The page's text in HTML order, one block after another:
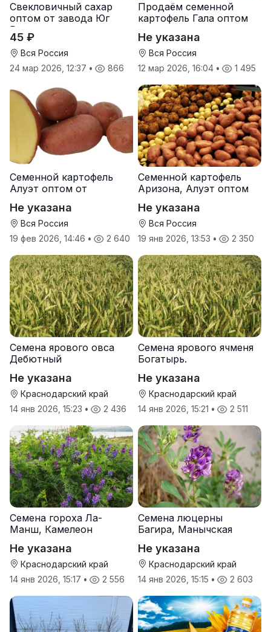
Свекловичный сахар
оптом от завода Юг
Руси
45 ₽
Вся Россия
24 мар 2026, 12:37 • 866
Продаём семенной
картофель Гала оптом
Не указана
Вся Россия
12 мар 2026, 16:04 • 1 495
Семенной картофель
Алуэт оптом от
Не указана
Вся Россия
19 фев 2026, 14:46 • 2 640
Семенной картофель
Аризона, Алуэт оптом
Не указана
Вся Россия
19 янв 2026, 13:53 • 2 350
Семена ярового овса
Дебютный
Не указана
Краснодарский край
14 янв 2026, 15:23 • 2 436
Семена ярового ячменя
Богатырь.
Не указана
Краснодарский край
14 янв 2026, 15:21 • 2 511
Семена гороха Ла-
Манш, Камелеон
Не указана
Краснодарский край
14 янв 2026, 15:17 • 2 556
Семена люцерны
Багира, Манычская
Не указана
Краснодарский край
14 янв 2026, 15:15 • 2 603